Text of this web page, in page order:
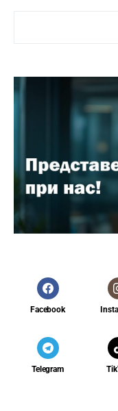
Facebook
Telegram